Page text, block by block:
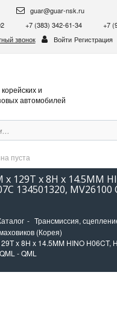
guar@guar-nsk.ru
+7 (383) 342-61-34
+7
звонок
Войти Регистрация
и
автомобилей
пуста
129T x 8H x 14.5MM
134501320, MV26100
Трансмиссия,
(Корея)
x 8H x 14.5MM HINO H06CT,
- QML